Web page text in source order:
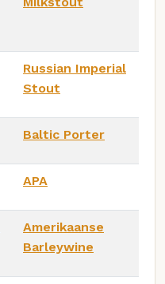
Russian Imperial
Stout
Baltic Porter
APA
Amerikaanse
Barleywine